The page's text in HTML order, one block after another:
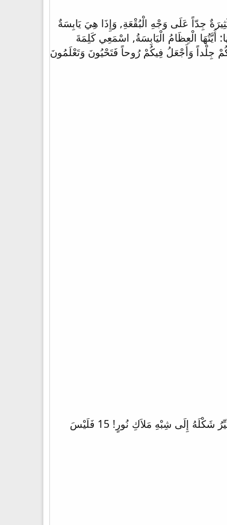
عِظَاماً. 2 وَأَمَرَّنِي عَلَيْهَا مِنْ حَوْلِهَا وَإِذَا هِيَ كَثِيرَةٌ جِدّاً عَلَى وَجْهِ الْبُقْعَةِ, وَإِذَا هِيَ يَابِسَةٌ
لِي: [تَنَبَّأْ عَلَى هَذِهِ الْعِظَامِ وَقُلْ لَهَا: أَيَّتُهَا الْعِظَامُ الْيَابِسَةُ, اسْمَعِي كَلِمَةَ
عَصَباً وأَكْسِيكُمْ لَحْماً وَأَبْسُطُ عَلَيْكُمْ جِلْداً وَأَجْعَلُ فِيكُمْ رُوحاً فَتَحْيُونَ وَتَعْلَمُونَ
13 لأَنَّ مِثْلَ هَؤُلاَءِ هُمْ رُسُلٌ كَذَبَةٌ، فَعَلَةٌ مَاكِرُونَ، مُغَيِّرُونَ شَكْلَهُمْ إِلَى شِبْهِ رُسُلِ الْمَسِيحِ. 14 وَلاَ عَجَبَ. لأَنَّ الشَّيْطَانَ نَفْسَهُ يُغَيِّرُ شَكْلَهُ إِلَى شِبْهِ مَلاَكِ نُورٍ! 15 فَلَيْسَ